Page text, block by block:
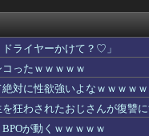
イトアクション「ダイアポ
ア多いよね
イヤフィヤトラ それからの物
ザ(ライザリン・シュタウト)
お姉ちゃん呼びさせてる…【
見た目じゃない？
て部屋に侵入しそうなアイド
少年ジャンプ紙版が100万
ャンプ公式にブロックされる
ドライヤーかけて？♡」
コったｗｗｗｗｗ
絶対に性欲強いよなｗｗｗｗｗ
を狂わされたおじさんが復讐
が動くｗｗｗｗｗ